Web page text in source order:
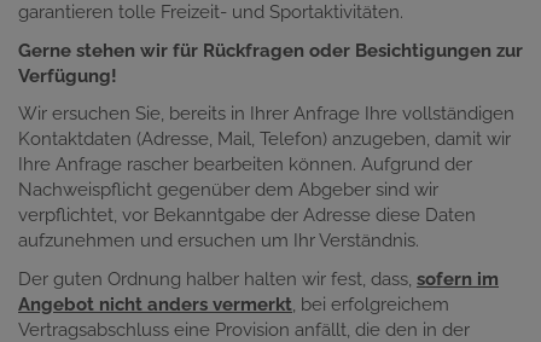
garantieren tolle Freizeit- und Sportaktivitäten.
Gerne stehen wir für Rückfragen oder Besichtigungen zur
Verfügung!
Wir ersuchen Sie, bereits in Ihrer Anfrage Ihre vollständigen
Kontaktdaten (Adresse, Mail, Telefon) anzugeben, damit wir
Ihre Anfrage rascher bearbeiten können. Aufgrund der
Nachweispflicht gegenüber dem Abgeber sind wir
verpflichtet, vor Bekanntgabe der Adresse diese Daten
aufzunehmen und ersuchen um Ihr Verständnis.
Der guten Ordnung halber halten wir fest, dass, sofern im
Angebot nicht anders vermerkt, bei erfolgreichem
Vertragsabschluss eine Provision anfällt, die den in der